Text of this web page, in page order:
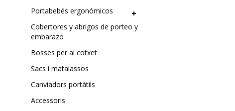
Portabebés ergonómicos
Cobertores y abrigos de porteo y
embarazo
Bosses per al cotxet
Sacs i matalassos
Canviadors portàtils
Accessoris